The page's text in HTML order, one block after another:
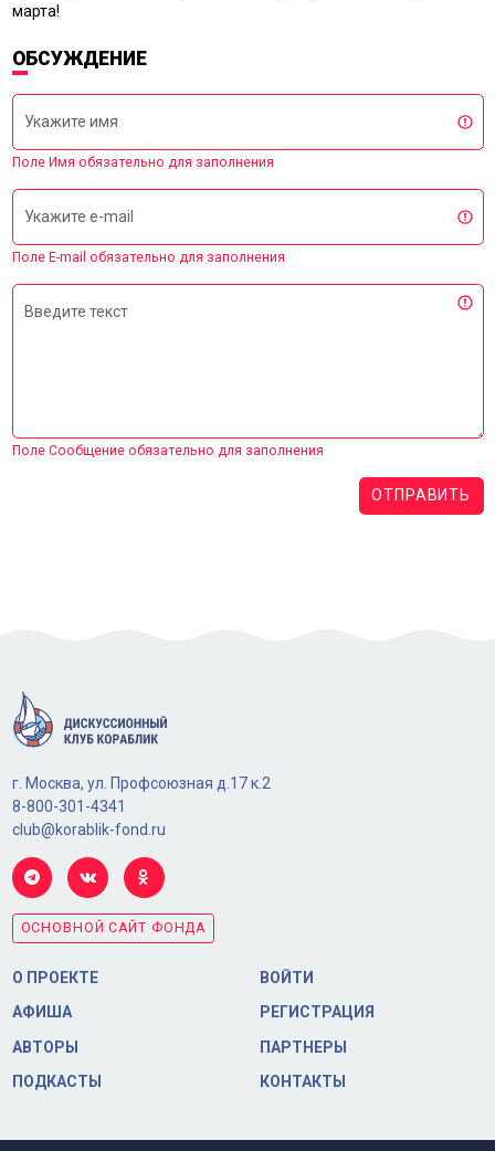
марта!
ОБСУЖДЕНИЕ
Укажите имя
Поле Имя обязательно для заполнения
Укажите e-mail
Поле E-mail обязательно для заполнения
Введите текст
Поле Сообщение обязательно для заполнения
ОТПРАВИТЬ
г. Москва, ул. Профсоюзная д.17 к.2
8-800-301-4341
club@korablik-fond.ru
ОСНОВНОЙ САЙТ ФОНДА
О ПРОЕКТЕ
АФИША
АВТОРЫ
ПОДКАСТЫ
ВОЙТИ
РЕГИСТРАЦИЯ
ПАРТНЕРЫ
КОНТАКТЫ